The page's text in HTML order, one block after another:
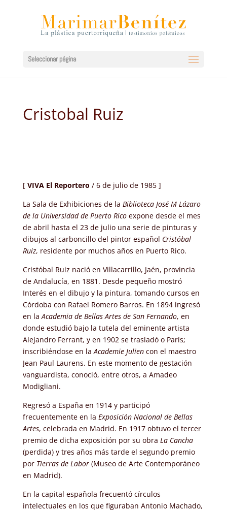
Seleccionar página
Cristobal Ruiz
[VIVA El Reportero / 6 de julio de 1985 ]
La Sala de Exhibiciones de la Biblioteca José M Lázaro
de la Universidad de Puerto Ricoexpone desde el mes
de abril hasta el 23 de julio una serie de pinturas y
dibujos al carboncillo del pintor español Cristóbal
Ruiz, residente por muchos años en Puerto Rico.
Cristóbal Ruiz nació en Villacarrillo, Jaén, provincia
de Andalucía, en 1881. Desde pequeño mostró
Interés en el dibujo y la pintura, tomando cursos en
Córdoba con Rafael Romero Barros. En 1894 ingresó
en laAcademia de Bellas Artes de San Fernando, en
donde estudió bajo la tutela del eminente artista
Alejandro Ferrant, y en 1902 se trasladó o París;
inscribiéndose en laAcademie Juliencon el maestro
Jean Paul Laurens. En este momento de gestación
vanguardista, conoció, entre otros, a Amadeo
Modigliani.
Regresó a España en 1914 y participó
frecuentemente en la Exposición Nacional de Bellas
Artes, celebrada en Madrid. En 1917 obtuvo el tercer
premio de dicha exposición por su obra La Cancha
(perdida) y tres años más tarde el segundo premio
por Tierras de Labor(Museo de Arte Contemporáneo
en Madrid).
En la capital española frecuentó círculos
intelectuales en los que figuraban Antonio Machado,